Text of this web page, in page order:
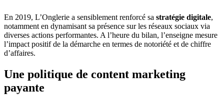
En 2019, L’Onglerie a sensiblement renforcé sa stratégie digitale,
notamment en dynamisant sa présence sur les réseaux sociaux via
diverses actions performantes. A l’heure du bilan, l’enseigne mesure
l’impact positif de la démarche en termes de notoriété et de chiffre
d’affaires.
Une politique de content marketing
payante